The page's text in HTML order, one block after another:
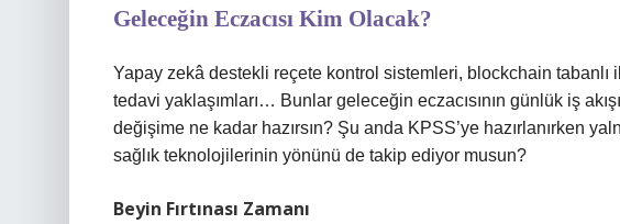
Geleceğin Eczacısı Kim Olacak?
Yapay zekâ destekli reçete kontrol sistemleri, blockchain
tedavi yaklaşımları… Bunlar geleceğin eczacısının günlük iş
değişime ne kadar hazırsın? Şu anda KPSS’ye hazırlanırken
sağlık teknolojilerinin yönünü de takip ediyor musun?
Beyin Fırtınası Zamanı